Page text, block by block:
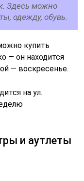
Здесь можно
одежду, обувь.
купить
— он находится
— воскресенье.
на ул.
и аутлеты